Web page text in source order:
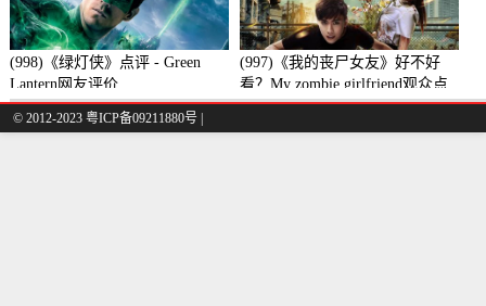
(998)《绿灯侠》点评 - Green
Lantern网友评价
(997)《我的丧尸女友》好不好
看？My zombie girlfriend观众点
评及剧本
© 2012-2023 粤ICP备09211880号 |